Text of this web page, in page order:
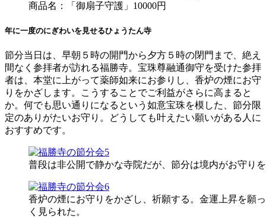
商品名：「御扇子守護」10000円
年に一度のにぎわいを見せるひょうたん寺
節分当日は、早朝５時の開門から夕方５時の閉門まで、絶え
間なく参拝者が訪れる福勝寺。宝珠尊融通御守を受けた参拝
者は、本堂に上がって薬師如来にお参りし、香炉の煙にお守
りをかざします。こうすることでご利益がさらに高まると
か。何でも思い通りになるという如意宝珠を模した、節分限
定のありがたいお守り。どうしても叶えたい願いがある人に
おすすめです。
普段は非公開で静かな寺院だが、節分は境内がお守り
香炉の煙にお守りをかざし、祈願する。金運上昇を願
く見られた。